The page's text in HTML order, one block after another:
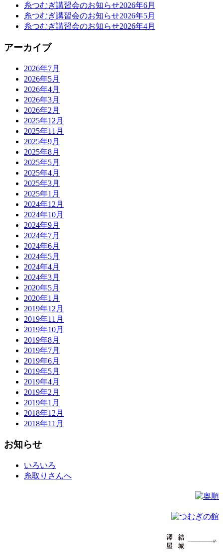
ョ
糸つむぎ講習会のお知らせ2026年6月
糸つむぎ講習会のお知らせ2026年5月
糸つむぎ講習会のお知らせ2026年4月
アーカイブ
2026年7月
2026年5月
2026年4月
2026年3月
2026年2月
2025年12月
2025年11月
2025年9月
2025年8月
2025年5月
2025年4月
2025年3月
2025年1月
2024年12月
2024年10月
2024年9月
2024年7月
2024年6月
2024年5月
2024年4月
2024年3月
2020年5月
2020年1月
2019年12月
2019年11月
2019年10月
2019年8月
2019年7月
2019年6月
2019年5月
2019年4月
2019年2月
2019年1月
2018年12月
2018年11月
お知らせ
いろいろ
糸取りさんへ